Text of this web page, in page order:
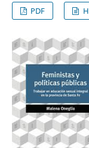
PDF